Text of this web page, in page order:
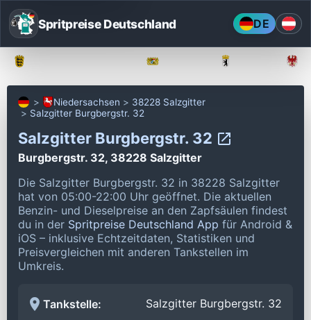
Spritpreise Deutschland DE
Niedersachsen
38228 Salzgitter
Salzgitter Burgbergstr. 32
Salzgitter Burgbergstr. 32
Burgbergstr. 32, 38228 Salzgitter
Die Salzgitter Burgbergstr. 32 in 38228 Salzgitter
hat von 05:00-22:00 Uhr geöffnet. Die aktuellen
Benzin- und Dieselpreise an den Zapfsäulen findest
du in der Spritpreise Deutschland App für Android &
iOS – inklusive Echtzeitdaten, Statistiken und
Preisvergleichen mit anderen Tankstellen im
Umkreis.
Tankstelle: Salzgitter Burgbergstr. 32